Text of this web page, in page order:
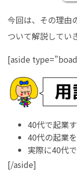
今回は、その理由
ついて解説してい
[aside
40代で起業
40代の起業
実際に40代
[/aside]